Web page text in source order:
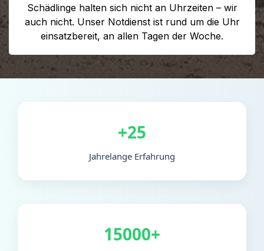
Schädlinge halten sich nicht an Uhrzeiten – wir
auch nicht. Unser Notdienst ist rund um die Uhr
einsatzbereit, an allen Tagen der Woche.
+25
Jahrelange Erfahrung
15000+